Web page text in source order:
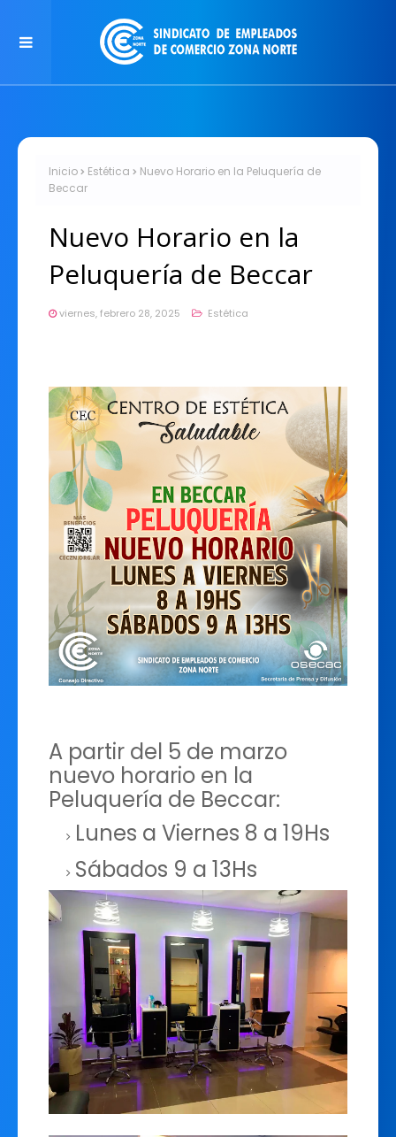
Inicio Estética
Nuevo Horario en la Peluquería de
Beccar
Nuevo Horario en la
Peluquería de Beccar
viernes, febrero 28, 2025 Estética
A partir del 5 de marzo
nuevo horario en la
Peluquería de Beccar:
Lunes a Viernes 8 a 19Hs
Sábados 9 a 13Hs